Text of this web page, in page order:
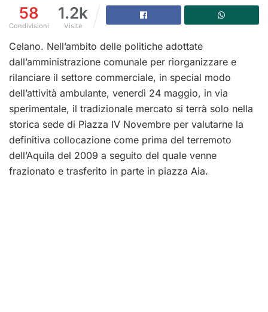
58
Condivisioni
1.2k
Visite
Celano. Nell’ambito delle politiche adottate
dall’amministrazione comunale per riorganizzare e
rilanciare il settore commerciale, in special modo
dell’attività ambulante, venerdì 24 maggio, in via
sperimentale, il tradizionale mercato si terrà solo nella
storica sede di Piazza IV Novembre per valutarne la
definitiva collocazione come prima del terremoto
dell’Aquila del 2009 a seguito del quale venne
frazionato e trasferito in parte in piazza Aia.